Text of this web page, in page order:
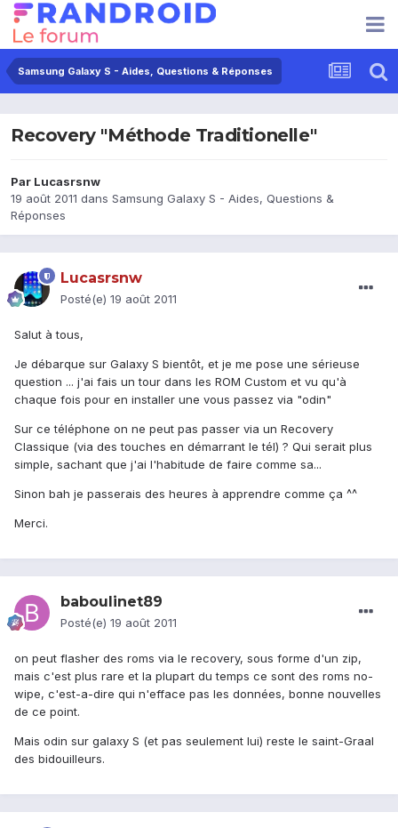
Samsung Galaxy S - Aides, Questions & Réponses
Recovery "Méthode Traditionelle"
Par Lucasrsnw
19 août 2011 dans Samsung Galaxy S - Aides, Questions &
Réponses
Lucasrsnw
Posté(e) 19 août 2011
Salut à tous,
Je débarque sur Galaxy S bientôt, et je me pose une sérieuse
question ... j'ai fais un tour dans les ROM Custom et vu qu'à
chaque fois pour en installer une vous passez via "odin"
Sur ce téléphone on ne peut pas passer via un Recovery
Classique (via des touches en démarrant le tél) ? Qui serait plus
simple, sachant que j'ai l'habitude de faire comme sa...
Sinon bah je passerais des heures à apprendre comme ça ^^
Merci.
baboulinet89
Posté(e) 19 août 2011
on peut flasher des roms via le recovery, sous forme d'un zip,
mais c'est plus rare et la plupart du temps ce sont des roms no-
wipe, c'est-a-dire qui n'efface pas les données, bonne nouvelles
de ce point.
Mais odin sur galaxy S (et pas seulement lui) reste le saint-Graal
des bidouilleurs.